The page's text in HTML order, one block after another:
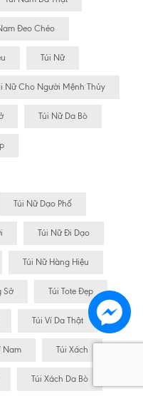
Đeo Chéo
Túi Nữ
Nữ Cho Người Mệnh Thủy
Túi Nữ Da Bò
Túi Nữ Dạo Phố
Túi Nữ Đi Dạo
Túi Nữ Hàng Hiệu
Sở Túi Tote Đẹp
Túi Ví Da Thật
Nam Túi Xách
Túi Xách Da Bò